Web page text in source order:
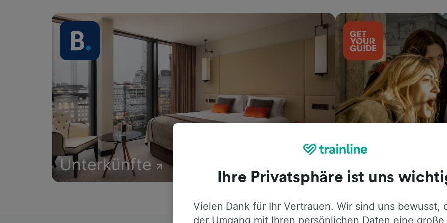
Unterkünfte
Ihre Privatsphäre ist uns
Vielen Dank für Ihr Vertrauen. Wir sind uns bewusst,
der Umgang mit Ihren persönlichen Daten eine große